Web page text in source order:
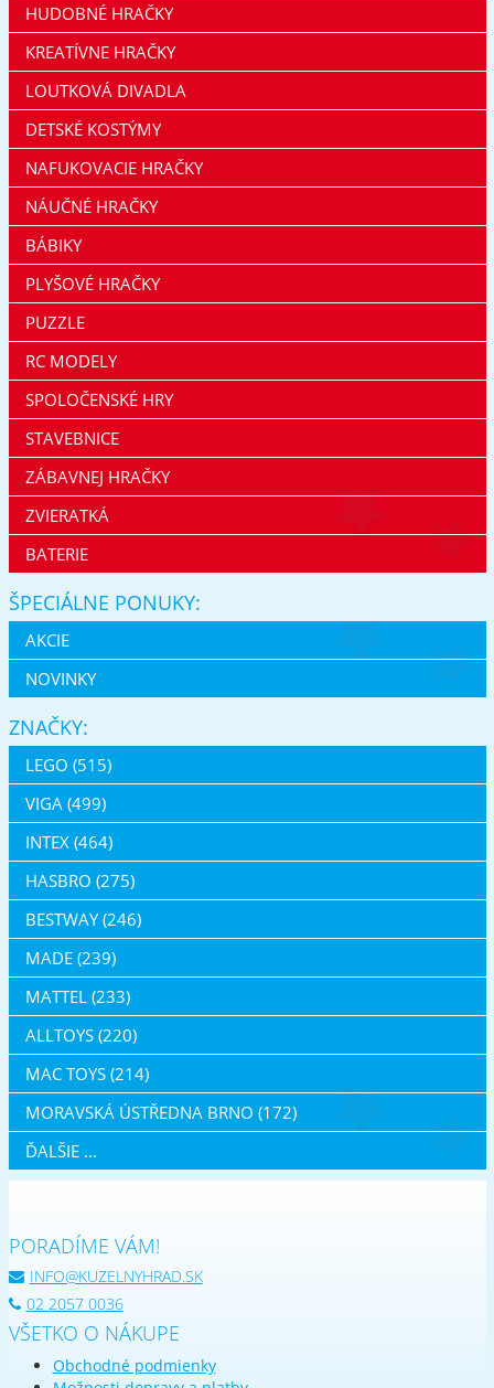
HUDOBNÉ HRAČKY
KREATÍVNE HRAČKY
LOUTKOVÁ DIVADLA
DETSKÉ KOSTÝMY
NAFUKOVACIE HRAČKY
NÁUČNÉ HRAČKY
BÁBIKY
PLYŠOVÉ HRAČKY
PUZZLE
RC MODELY
SPOLOČENSKÉ HRY
STAVEBNICE
ZÁBAVNEJ HRAČKY
ZVIERATKÁ
BATERIE
ŠPECIÁLNE PONUKY:
AKCIE
NOVINKY
ZNAČKY:
LEGO (515)
VIGA (499)
INTEX (464)
HASBRO (275)
BESTWAY (246)
MADE (239)
MATTEL (233)
ALLTOYS (220)
MAC TOYS (214)
MORAVSKÁ ÚSTŘEDNA BRNO (172)
ĎALŠIE ...
PORADÍME VÁM!
INFO@KUZELNYHRAD.SK
02 2057 0036
VŠETKO O NÁKUPE
Obchodné podmienky